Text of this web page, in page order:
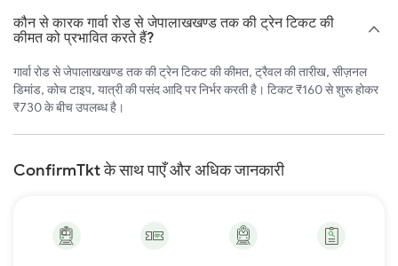
कौन से कारक गार्वा रोड से जेपालाखखण्ड तक की ट्रेन टिकट की
कीमत को प्रभावित करते हैं?
गार्वा रोड से जेपालाखखण्ड तक की ट्रेन टिकट की कीमत, ट्रैवल की तारीख, सीज़नल
डिमांड, कोच टाइप, यात्री की पसंद आदि पर निर्भर करती है। टिकट ₹160 से शुरू होकर
₹730 के बीच उपलब्ध है।
ConfirmTkt के साथ पाएँ और अधिक जानकारी